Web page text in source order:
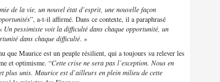
de la vie, un nouvel état d’esprit, une nouvelle façon
”, a-t-il affirmé. Dans ce contexte, il a paraphrasé
Un pessimiste voit la difficulté dans chaque opportunité, un
dans chaque difficulté. »
que Maurice est un peuple résilient, qui a toujours su relever les
et optimisme. “Cette crise ne sera pas l’exception. Nous en
plus unis. Maurice est d’ailleurs en plein milieu de cette